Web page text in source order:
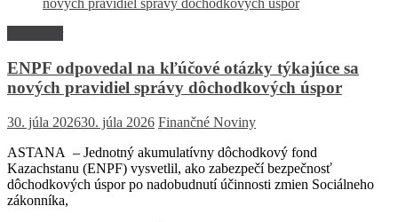
ENPF odpovedal na kľúčové otázky týkajúce sa
nových pravidiel správy dôchodkových úspor
30. júla 202630. júla 2026 Finančné Noviny
ASTANA – Jednotný akumulatívny dôchodkový fond
Kazachstanu (ENPF) vysvetlil, ako zabezpečí bezpečnosť
dôchodkových úspor po nadobudnutí účinnosti zmien Sociálneho
zákonníka,